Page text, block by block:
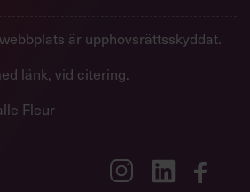
är upphovsrättsskyddat.
länk, vid citering.
Fleur